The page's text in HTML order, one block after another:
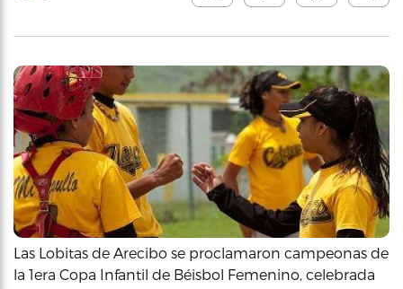
Las Lobitas de Arecibo se proclamaron campeonas de
la 1era Copa Infantil de Béisbol Femenino, celebrada